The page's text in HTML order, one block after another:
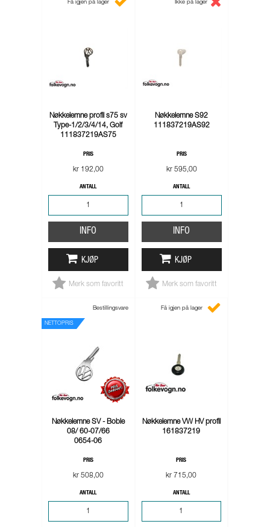
Få igjen på lager
Nøkkelemne profil s75 sv
Type-1/2/3/4/14, Golf
111837219AS75
PRIS
kr 192,00
ANTALL
INFO
KJØP
Merk som favoritt
Ikke på lager
Nøkkelemne S92
111837219AS92
PRIS
kr 595,00
ANTALL
INFO
KJØP
Merk som favoritt
NETTOPRIS
Bestillingsvare
Nøkkelemne SV - Boble
08/ 60-07/66
0654-06
PRIS
kr 508,00
ANTALL
Få igjen på lager
Nøkkelemne VW HV profil
161837219
PRIS
kr 715,00
ANTALL